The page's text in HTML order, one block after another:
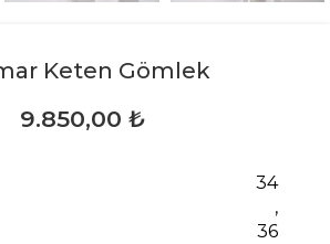
Keten Gömlek
9.850,00 ₺
34
,
36